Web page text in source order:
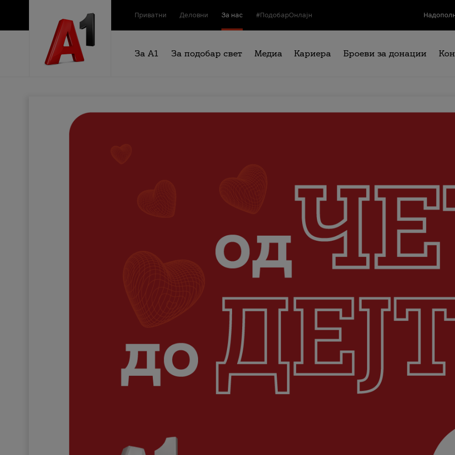
Приватни Деловни За нас #ПодобарОнлајн
За А1 За подобар свет Медиа Кариера Броеви за донации